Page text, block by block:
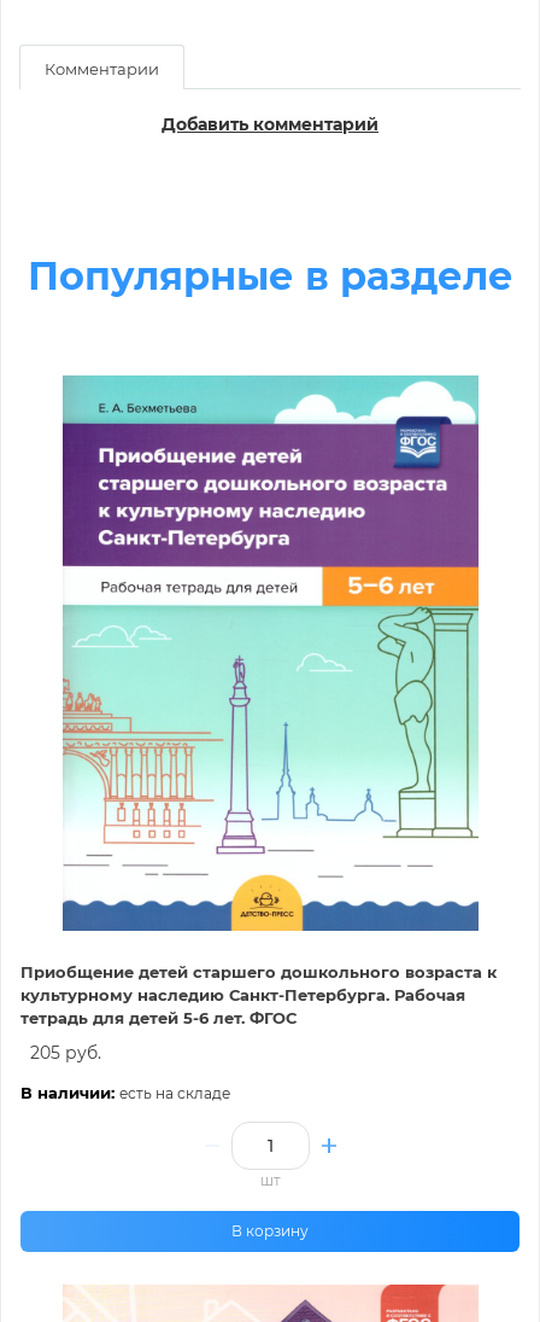
Комментарии
Добавить комментарий
Популярные в разделе
Приобщение детей старшего дошкольного возраста к
культурному наследию Санкт-Петербурга. Рабочая
тетрадь для детей 5-6 лет. ФГОС
205 руб.
В наличии: есть на складе
шт
В корзину